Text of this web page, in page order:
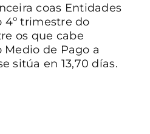
coas Entidades
4º trimestre do
os que cabe
de Pago a
sitúa en 13,70 días.